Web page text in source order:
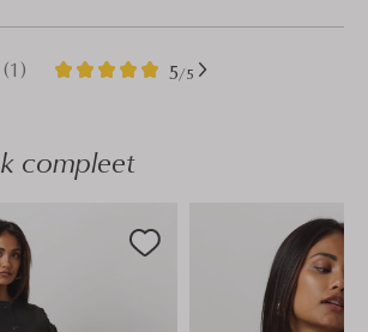
(1) 5/5
1
5
compleet